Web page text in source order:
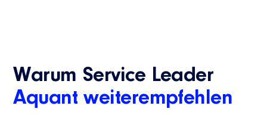
Warum Service Leader
Aquant weiterempfehlen